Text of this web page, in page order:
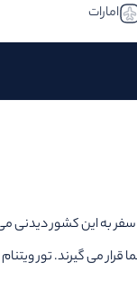
امارات
به این کشور دیدنی
می گیرند. تور